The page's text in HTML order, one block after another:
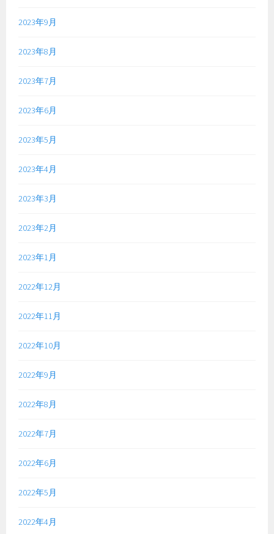
2023年9月
2023年8月
2023年7月
2023年6月
2023年5月
2023年4月
2023年3月
2023年2月
2023年1月
2022年12月
2022年11月
2022年10月
2022年9月
2022年8月
2022年7月
2022年6月
2022年5月
2022年4月